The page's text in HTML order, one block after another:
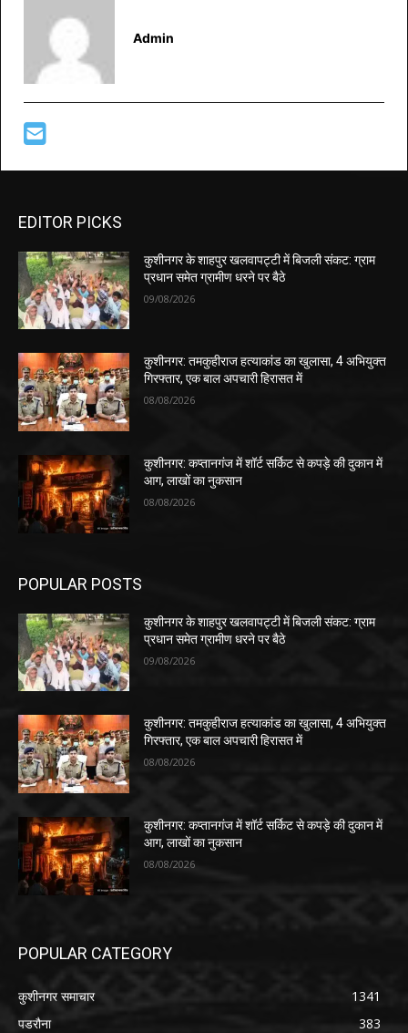
Admin
EDITOR PICKS
कुशीनगर के शाहपुर खलवापट्टी में बिजली संकट: ग्राम
प्रधान समेत ग्रामीण धरने पर बैठे
09/08/2026
कुशीनगर: तमकुहीराज हत्याकांड का खुलासा, 4 अभियुक्त
गिरफ्तार, एक बाल अपचारी हिरासत में
08/08/2026
कुशीनगर: कप्तानगंज में शॉर्ट सर्किट से कपड़े की दुकान में
आग, लाखों का नुकसान
08/08/2026
POPULAR POSTS
कुशीनगर के शाहपुर खलवापट्टी में बिजली संकट: ग्राम
प्रधान समेत ग्रामीण धरने पर बैठे
09/08/2026
कुशीनगर: तमकुहीराज हत्याकांड का खुलासा, 4 अभियुक्त
गिरफ्तार, एक बाल अपचारी हिरासत में
08/08/2026
कुशीनगर: कप्तानगंज में शॉर्ट सर्किट से कपड़े की दुकान में
आग, लाखों का नुकसान
08/08/2026
POPULAR CATEGORY
कुशीनगर समाचार
1341
पडरौना
383